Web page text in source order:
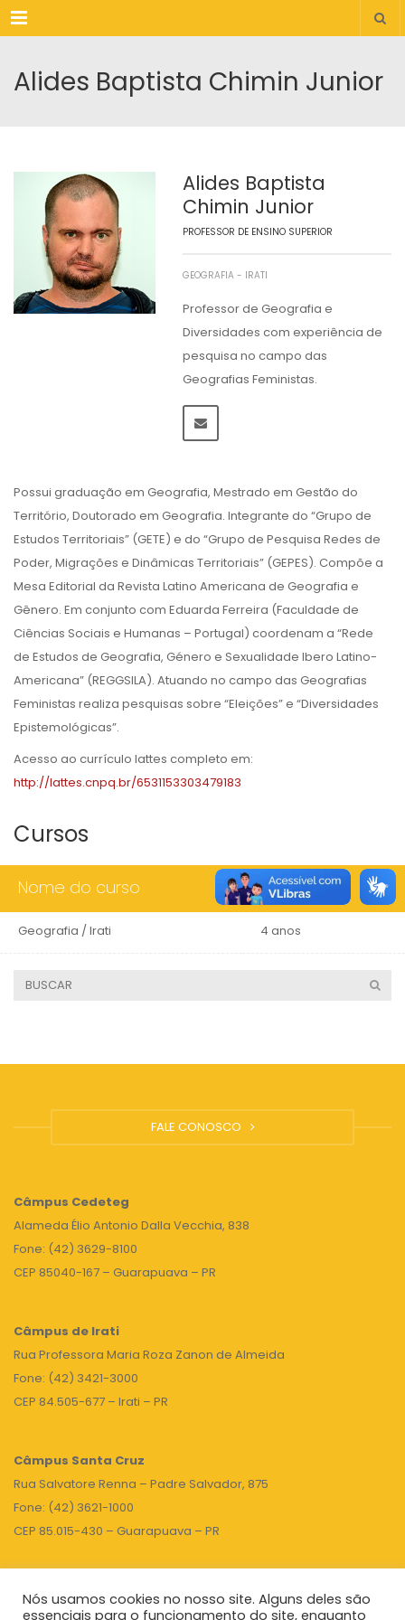
Menu
Alides Baptista Chimin Junior
Alides Baptista
Chimin Junior
PROFESSOR DE ENSINO SUPERIOR
GEOGRAFIA - IRATI
Professor de Geografia e
Diversidades com experiência de
pesquisa no campo das
Geografias Feministas.
Possui graduação em Geografia, Mestrado em Gestão do
Território, Doutorado em Geografia. Integrante do “Grupo de
Estudos Territoriais” (GETE) e do “Grupo de Pesquisa Redes de
Poder, Migrações e Dinâmicas Territoriais” (GEPES). Compõe a
Mesa Editorial da Revista Latino Americana de Geografia e
Gênero. Em conjunto com Eduarda Ferreira (Faculdade de
Ciências Sociais e Humanas – Portugal) coordenam a “Rede
de Estudos de Geografia, Género e Sexualidade Ibero Latino-
Americana” (REGGSILA). Atuando no campo das Geografias
Feministas realiza pesquisas sobre “Eleições” e “Diversidades
Epistemológicas”.
Acesso ao currículo lattes completo em:
http://lattes.cnpq.br/6531153303479183
Cursos
Nome do curso Duração
Geografia / Irati 4 anos
FALE CONOSCO
Câmpus Cedeteg
Alameda Élio Antonio Dalla Vecchia, 838
Fone: (42) 3629-8100
CEP 85040-167 – Guarapuava – PR
Câmpus de Irati
Rua Professora Maria Roza Zanon de Almeida
Fone: (42) 3421-3000
CEP 84.505-677 – Irati – PR
Câmpus Santa Cruz
Rua Salvatore Renna – Padre Salvador, 875
Fone: (42) 3621-1000
CEP 85.015-430 – Guarapuava – PR
TOPO
Nós usamos cookies no nosso site. Alguns deles são
essenciais para o funcionamento do site, enquanto